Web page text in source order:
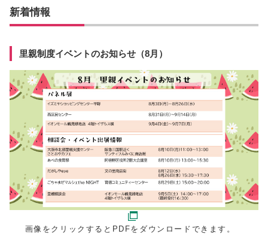
新着情報
里親制度イベントのお知らせ（8月）
画像をクリックするとPDFをダウンロードできます。